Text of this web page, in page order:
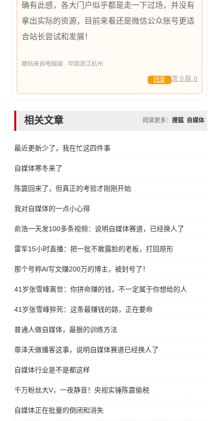
确有此感，各大门户似乎都是走一下过场，并没有
拿出实际的资源，目前来看还是微信公众账号更适
合站长尝试和发展！
跟帖来自电脑端 · 中国浙江杭州
顶: 0 踩: 0
回复
相关文章 阅读更多： 搜狐 自媒体
最近更新少了，我在忙这四件事
自媒体寒冬来了
陈震回来了，但真正的考验才刚刚开始
我对自媒体的一点小心得
俞浩一天发100多条视频：说明自媒体赛道，已经换人了
雷军15小时直播：把一批不敢露脸的老板，打回原形
那个号称AI写文赚200万的博主，被封号了！
41岁张雪峰离世：你拼命赚的钱，不一定属于你想给的人
41岁张雪峰猝死：这条最赚钱的路，正在要命
普通人做自媒体，最狠的训练方法
章泽天做播客这事，说明自媒体赛道已经换人了
自媒体行业是不是都这样
千万粉丝大V，一夜静音！央视实锤陈震偷税
自媒体正在批量的倒闭和消失